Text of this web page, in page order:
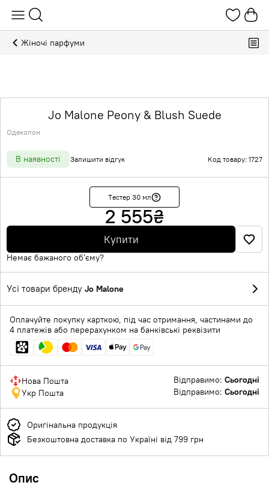
Жіночі парфуми
Jo Malone Peony & Blush Suede
Одеколон
В наявності Залишити відгук Код товару: 1727
Тестер 30 мл
2 555₴
Купити
Немає бажаного об'єму?
Усі товари бренду Jo Malone
Оплачуйте покупку карткою, під час отримання, частинами до
4 платежів або перерахунком на банківські реквізити
Нова Пошта Відправимо: Сьогодні
Укр Пошта
Відправимо: Сьогодні
Оригінальна продукція
Безкоштовна доставка по Україні від 799 грн
Опис